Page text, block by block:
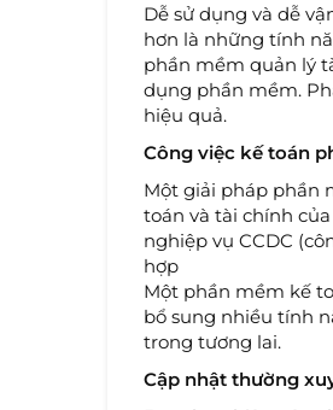
Dễ sử dụng và dễ
hơn là những tính
phần mềm quản lý
dụng phần mềm.
hiệu quả.
Công việc kế toán
Một giải pháp phần
toán và tài chính
nghiệp vụ CCDC
hợp
Một phần mềm kế
bổ sung nhiều tính
trong tương lai.
Cập nhật thường